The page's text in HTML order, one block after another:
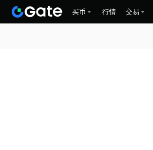
买币 行情 交易